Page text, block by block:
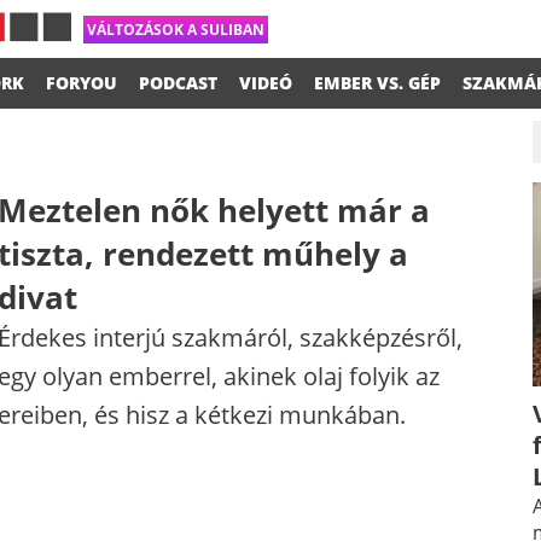
VÁLTOZÁSOK A SULIBAN
FORYOU PODCAST VIDEÓ EMBER VS. GÉP
nők helyett már a
rendezett műhely a
interjú szakmáról, szakképzésről,
olyan emberrel, akinek olaj folyik az
és hisz a kétkezi munkában.